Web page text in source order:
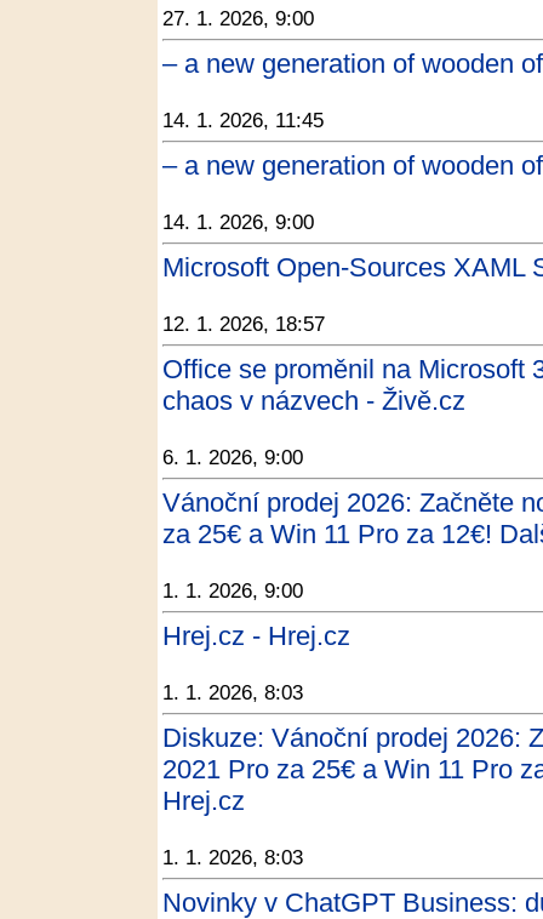
27. 1. 2026, 9:00
– a new generation of wooden
14. 1. 2026, 11:45
– a new generation of wooden
14. 1. 2026, 9:00
Microsoft Open-Sources XAML
12. 1. 2026, 18:57
Office se proměnil na Microsoft
chaos v názvech - Živě.cz
6. 1. 2026, 9:00
Vánoční prodej 2026: Začněte
za 25€ a Win 11 Pro za 12€!
1. 1. 2026, 9:00
Hrej.cz - Hrej.cz
1. 1. 2026, 8:03
Diskuze: Vánoční prodej 2026:
2021 Pro za 25€ a Win 11 Pro
Hrej.cz
1. 1. 2026, 8:03
Novinky v ChatGPT Business: